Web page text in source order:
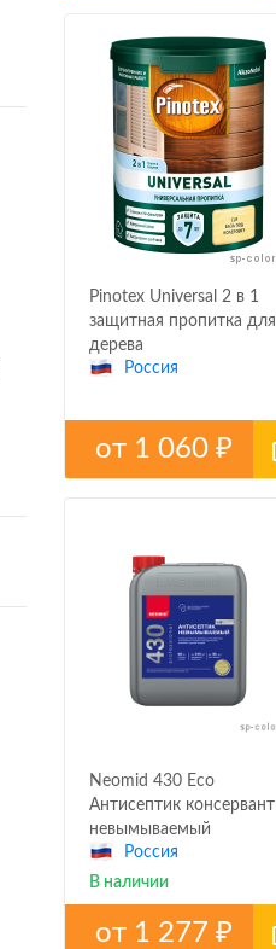
Pinotex Universal 2 в 1
защитная пропитка для
дерева
Россия
от 1 060₽
Neomid 430 Eco
Антисептик консервант
невымываемый
Россия
В наличии
от 1 277₽